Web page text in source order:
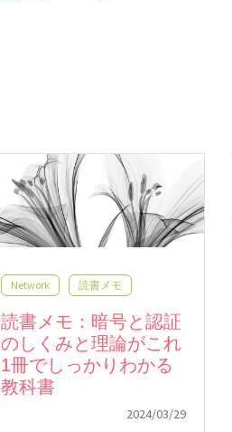
Network 読書メモ
読書メモ：暗号と認証
のしくみと理論がこれ
1冊でしっかりわかる
教科書
2024/03/29